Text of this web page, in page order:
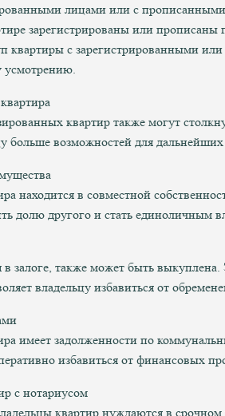
лицами или с прописанными
зарегистрированы или
с зарегистрированными
квартир также могут
больше возможностей для дальнейших
находится в совместной
долю другого и стать единоличным
залоге, также может быть
владельцу избавиться от
имеет задолженности по
избавиться от финансовых
с нотариусом
квартир нуждаются в